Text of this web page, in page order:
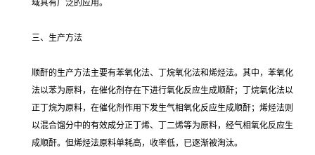
域具有广泛的应用。
三、生产方法
顺酐的生产方法主要有苯氧化法、丁烷氧化法和烯烃法。其中，苯氧化
法以苯为原料，在催化剂存在下进行氧化反应生成顺酐；丁烷氧化法以
正丁烷为原料，在催化剂作用下发生气相氧化反应生成顺酐；烯烃法则
以混合馏分中的有效成分正丁烯、丁二烯等为原料，经气相氧化反应生
成顺酐。但烯烃法原料单耗高，收率低，已逐渐被淘汰。